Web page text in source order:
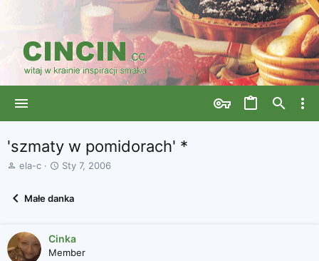
'szmaty w pomidorach' *
A
ą
t
ela-c
D
a
z
p
Sty 7, 2006
Małe danka
Cinka
Member